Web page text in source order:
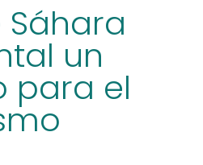
un
para el